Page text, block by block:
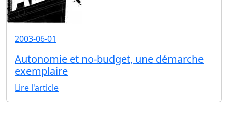
2003-06-01
Autonomie et no-budget, une démarche
exemplaire
Lire l'article